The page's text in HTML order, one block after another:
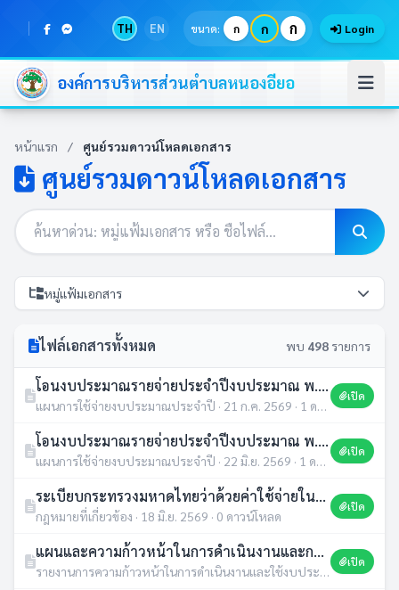
TH EN ขนาด: ก ก ก Login
องค์การบริหารส่วนตำบลหนองอียอ
หน้าแรก / ศูนย์รวมดาวน์โหลดเอกสาร
ศูนย์รวมดาวน์โหลดเอกสาร
หมู่แฟ้มเอกสาร
ไฟล์เอกสารทั้งหมด พบ 498 รายการ
โอนงบประมาณรายจ่ายประจำปีงบประมาณ พ.ศ.2569 ครั้งที่ 8
แผนการใช้จ่ายงบประมาณประจำปี · 21 ก.ค. 2569 · 1 ดาวน์โหลด
เปิด
โอนงบประมาณรายจ่ายประจำปีงบประมาณ พ.ศ.2569 ครั้งที่ 7
แผนการใช้จ่ายงบประมาณประจำปี · 22 มิ.ย. 2569 · 1 ดาวน์โหลด
เปิด
ระเบียบกระทรวงมหาดไทยว่าด้วยค่าใช้จ่ายในการฝึกอบรม และการเข้ารับการฝึกอบรมของเจ้าหน้าที่ท้องถิ่น พ.ศ.2569
กฎหมายที่เกี่ยวข้อง · 18 มิ.ย. 2569 · 0 ดาวน์โหลด
เปิด
แผนและความก้าวหน้าในการดำเนินงานและการใช้งบประมาณ ประจำปีงบประมาณ พ.ศ. 2569
รายงานการความก้าวหน้าในการดำเนินงานและใช้งบประมาณ · 11 มิ.ย. 2569 · 1 ดาวน์โหลด
เปิด